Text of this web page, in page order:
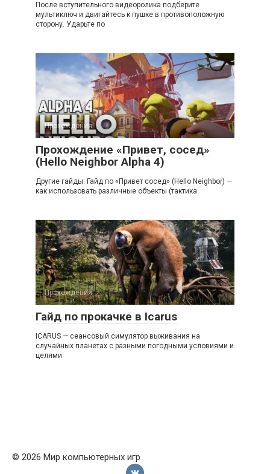
После вступительного видеоролика подберите
мультиключ и двигайтесь к пушке в противоположную
сторону. Ударьте по
Прохождения
Прохождение «Привет, сосед»
(Hello Neighbor Alpha 4)
Другие гайды: Гайд по «Привет сосед» (Hello Neighbor) —
как использовать различные объекты (тактика
Прохождения
Гайд по прокачке в Icarus
ICARUS — сеансовый симулятор выживания на
случайных планетах с разными погодными условиями и
целями
© 2026 Мир компьютерных игр